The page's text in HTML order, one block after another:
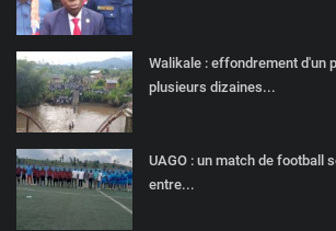
Walikale : effondrement d'un
plusieurs dizaines...
UAGO : un match de football
entre...